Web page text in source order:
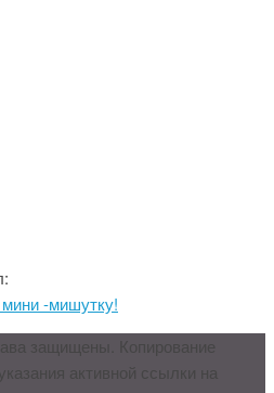
-мишутку!
защищены. Копирование
активной ссылки на